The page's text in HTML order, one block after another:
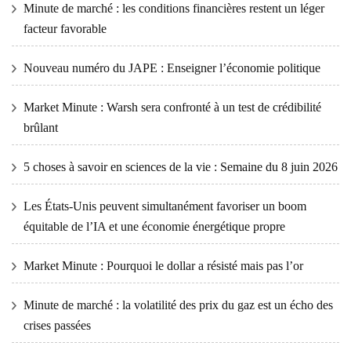
Minute de marché : les conditions financières restent un léger
facteur favorable
Nouveau numéro du JAPE : Enseigner l’économie politique
Market Minute : Warsh sera confronté à un test de crédibilité
brûlant
5 choses à savoir en sciences de la vie : Semaine du 8 juin 2026
Les États-Unis peuvent simultanément favoriser un boom
équitable de l’IA et une économie énergétique propre
Market Minute : Pourquoi le dollar a résisté mais pas l’or
Minute de marché : la volatilité des prix du gaz est un écho des
crises passées